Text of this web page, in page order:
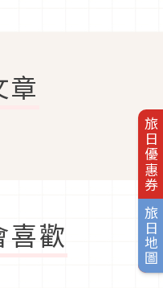
旅日優惠券
旅日地圖
章
喜歡